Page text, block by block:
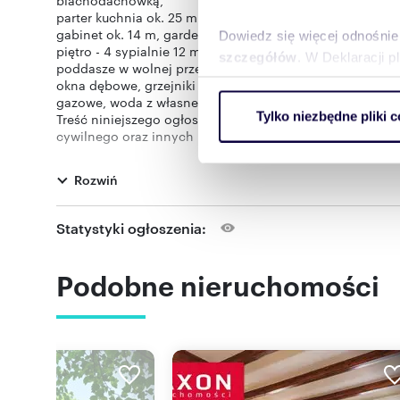
Dowiedz się więcej
szczegółów . W Deklaracji
ruch w naszej witrynie.
reklamowym i
uzyskanymi podczas
Tylko niezbędne pliki
parter kuchnia ok. 25 m ( terakota na podłodze ),
gabinet ok. 14 m, garderoba, łazienka, pomieszczeie
piętro - 4 sypialnie 12 m, 30 m z łazienką, 20 m, 25 m z
poddasze w wolnej przestrzeni wykończone w drewnie,
okna dębowe, grzejniki aluminiowe, cała instalacja
gazowe, woda z własnej studni głębinowej ( miejska w
Treść niniejszego ogłoszenia ma charakter
cywilnego oraz innych przepisów prawa.
Nr licencji zawodowej: 1555
Rozwiń
Statystyki ogłoszenia:
Podobne nieruchomości